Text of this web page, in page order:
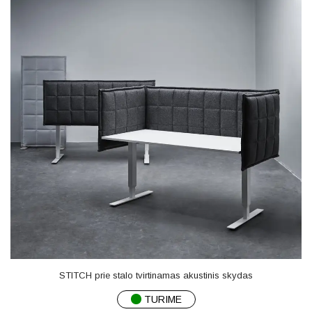
STITCH prie stalo tvirtinamas akustinis skydas
TURIME